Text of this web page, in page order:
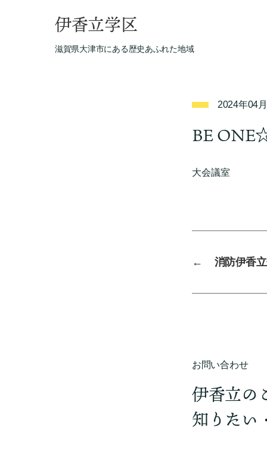
伊香立学区
滋賀県大津市にある歴史あふれた地域
2024年04
BE
大会議室
← 消防伊香
お問い合わせ
伊香立の
知りたい